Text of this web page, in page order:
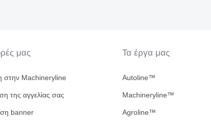
μας
στην Machineryline
της αγγελίας σας
banner
Τα έργα μας
Autoline™
Machineryline™
Agroline™